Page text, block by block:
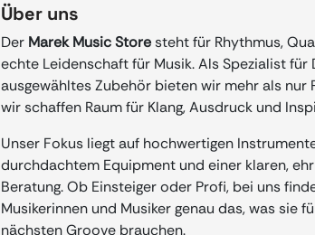
Über uns
Der Marek Music Storesteht für Rhythmus,
echte Leidenschaft für Musik. Als Spezialist für
ausgewähltes Zubehör bieten wir mehr als nur
wir schaffen Raum für Klang, Ausdruck und
Unser Fokus liegt auf hochwertigen
durchdachtem Equipment und einer klaren,
Beratung. Ob Einsteiger oder Profi, bei uns
Musikerinnen und Musiker genau das, was sie
nächsten Groove brauchen.